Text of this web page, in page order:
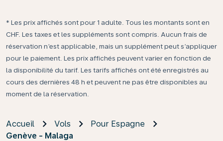
* Les prix affichés sont pour 1 adulte. Tous les montants sont en
CHF. Les taxes et les suppléments sont compris. Aucun frais de
réservation n’est applicable, mais un supplément peut s’appliquer
pour le paiement. Les prix affichés peuvent varier en fonction de
la disponibilité du tarif. Les tarifs affichés ont été enregistrés au
cours des dernières 48 h et peuvent ne pas être disponibles au
moment de la réservation.
Accueil Vols
Pour Espagne
Genève - Malaga